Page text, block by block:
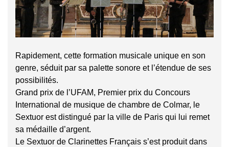
Rapidement, cette formation musicale unique en son
genre, séduit par sa palette sonore et l’étendue de ses
possibilités.
Grand prix de l’UFAM, Premier prix du Concours
International de musique de chambre de Colmar, le
Sextuor est distingué par la ville de Paris qui lui remet
sa médaille d’argent.
Le Sextuor de Clarinettes Français s’est produit dans